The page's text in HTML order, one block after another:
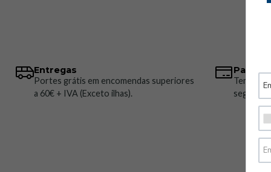
Entregas
Portes grátis em encomendas superiores
a 60€ + IVA (Exceto ilhas).
Temos
seguros